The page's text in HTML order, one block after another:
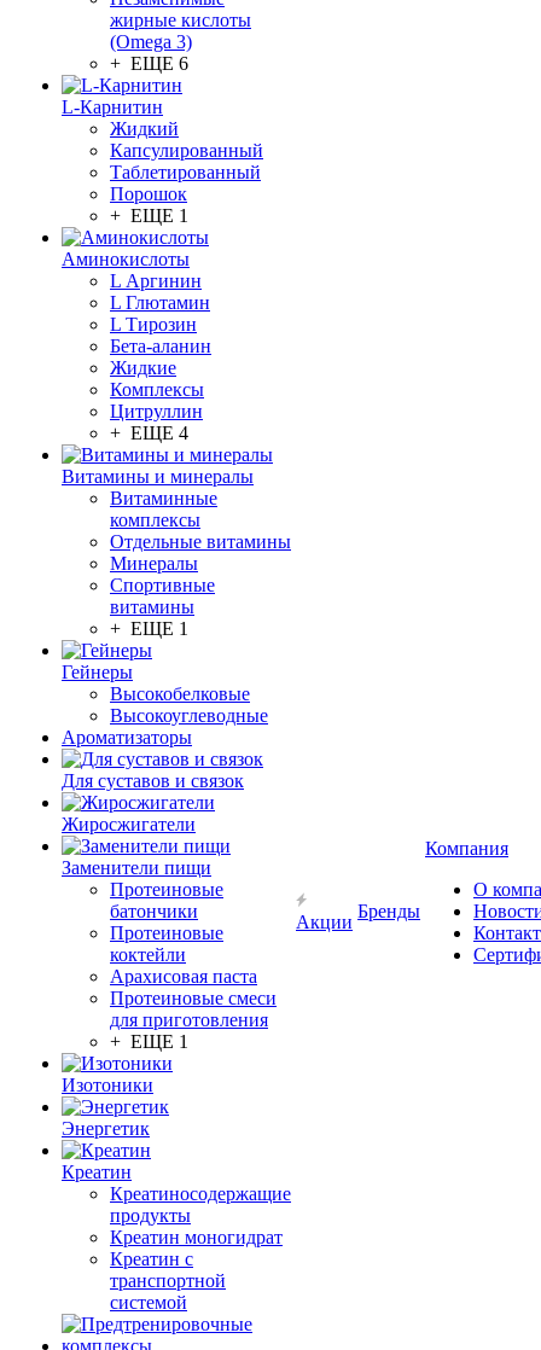
жирные кислоты
(Omega 3)
+ ЕЩЕ 6
L-Карнитин
Жидкий
Капсулированный
Таблетированный
Порошок
+ ЕЩЕ 1
Аминокислоты
L Аргинин
L Глютамин
L Тирозин
Бета-аланин
Жидкие
Комплексы
Цитруллин
+ ЕЩЕ 4
Витамины и минералы
Витаминные
комплексы
Отдельные витамины
Минералы
Спортивные
витамины
+ ЕЩЕ 1
Гейнеры
Высокобелковые
Высокоуглеводные
Ароматизаторы
Для суставов и связок
Жиросжигатели
Заменители пищи
Протеиновые
батончики
Протеиновые
коктейли
Арахисовая паста
Протеиновые смеси
для приготовления
+ ЕЩЕ 1
Изотоники
Энергетик
Креатин
Креатиносодержащие
продукты
Креатин моногидрат
Креатин с
транспортной
системой
Акции
Бренды
Компания
О